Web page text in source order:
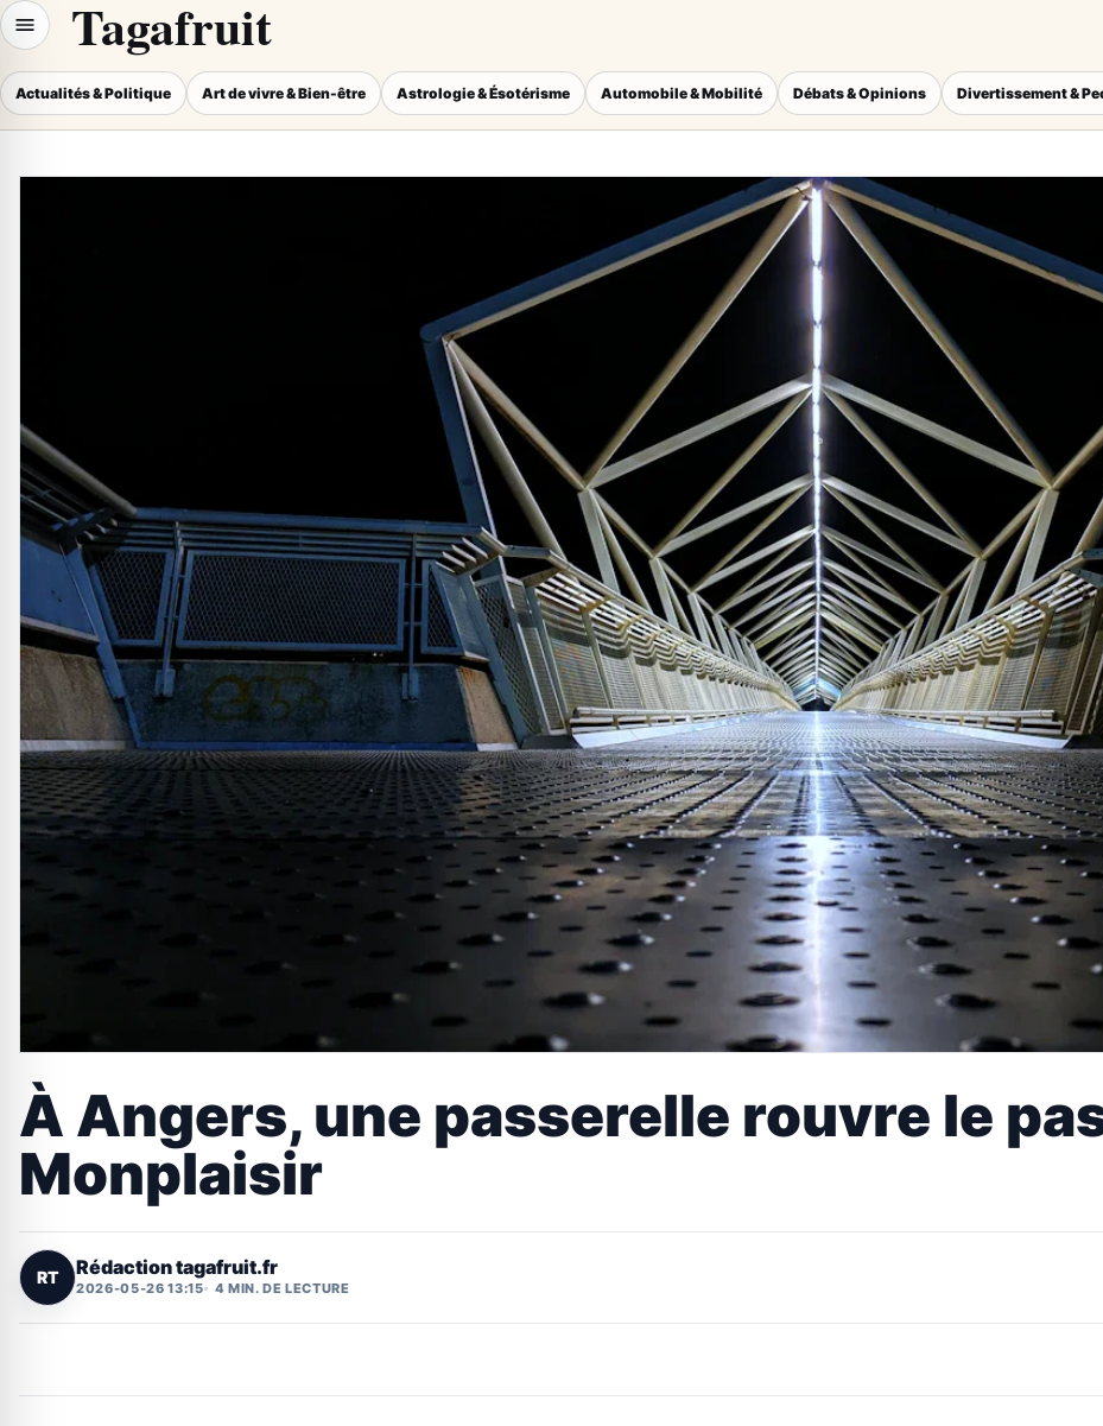
Tagafruit
Actualités & Politique Art de vivre & Bien-être Astrologie & Ésotérisme Automobile & Mobilité Débats & Opinions Divertissement &
À Angers, une passerelle rouvre le
Monplaisir
RT Rédaction tagafruit.fr
2026-05-26 13:15 4 MIN. DE LECTURE